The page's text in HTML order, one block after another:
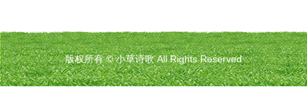
版权所有 © 小草诗歌 All Rights Reserved